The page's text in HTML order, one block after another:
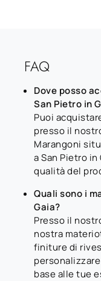
FAQ
Dove posso
San Pietro in
Puoi
presso il
Marangoni
a San Pietro
qualità del
Quali sono i
Gaia?
Presso il
nostra
finiture di
base alle tue